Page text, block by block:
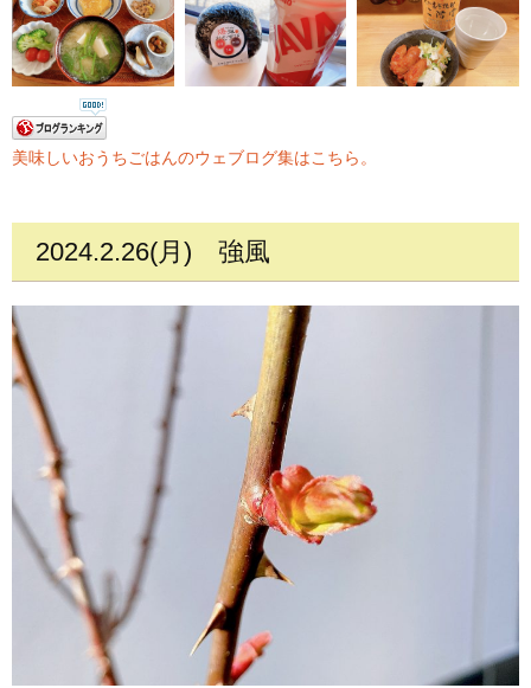
美味しいおうちごはんのウェブログ集はこちら。
2024.2.26(月) 強風